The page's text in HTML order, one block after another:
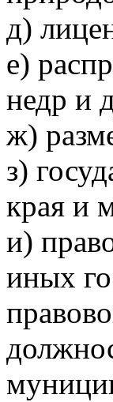
д)
е)
недр и
ж)
з)
края и
и)
иных